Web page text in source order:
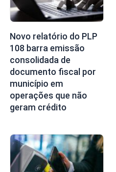
Novo relatório do PLP
108 barra emissão
consolidada de
documento fiscal por
município em
operações que não
geram crédito